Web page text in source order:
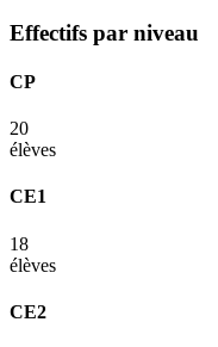
Effectifs par niveau
CP
20
élèves
CE1
18
élèves
CE2